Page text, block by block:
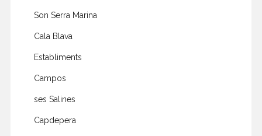
Son Serra Marina
Cala Blava
Establiments
Campos
ses Salines
Capdepera